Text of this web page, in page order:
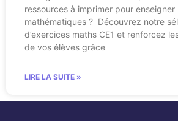
ressources à imprimer pour enseigner
mathématiques ? Découvrez notre
d’exercices maths CE1 et renforcez
de vos élèves grâce
LIRE LA SUITE »